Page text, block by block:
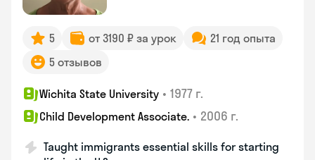
5 от 3190 ₽ за урок
21 год опыта
5 отзывов
Wichita State University • 1977 г.
Child Development Associate. • 2006 г.
Taught immigrants essential skills for starting